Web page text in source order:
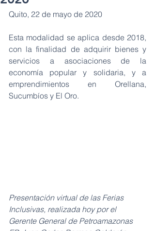
Quito, 22 de mayo de 2020
Esta modalidad se aplica desde 2018,
con la finalidad de adquirir bienes y
servicios a asociaciones de la
economía popular y solidaria, y a
emprendimientos en Orellana,
Sucumbíos y El Oro.
Presentación virtual de las Ferias
Inclusivas, realizada hoy por el
Gerente General de Petroamazonas